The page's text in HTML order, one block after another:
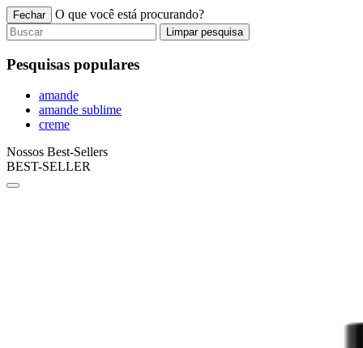
Fechar O que você está procurando?
Limpar pesquisa
Pesquisas populares
amande
amande sublime
creme
Nossos Best-Sellers
BEST-SELLER